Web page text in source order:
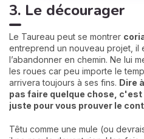
3. Le décourager
Le Taureau peut se montrer
entreprend un nouveau projet, il
l’abandonner en chemin. Ne lui
les roues car peu importe le
arrivera toujours à ses fins. Dire
pas faire quelque chose,
juste pour vous prouver le
Têtu comme une mule (ou